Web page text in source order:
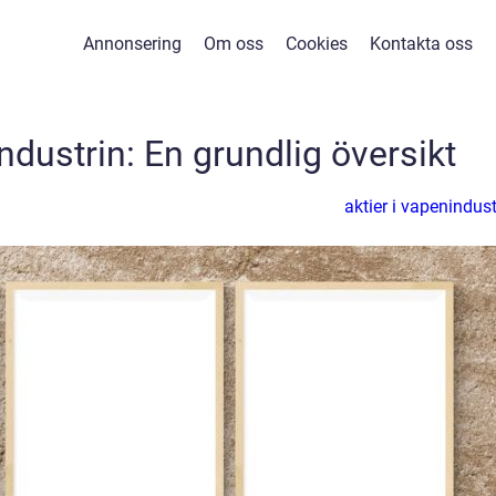
Annonsering Om oss Cookies Kontakta oss
En grundlig översikt
aktier i